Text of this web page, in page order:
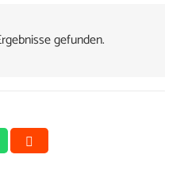
gefunden.